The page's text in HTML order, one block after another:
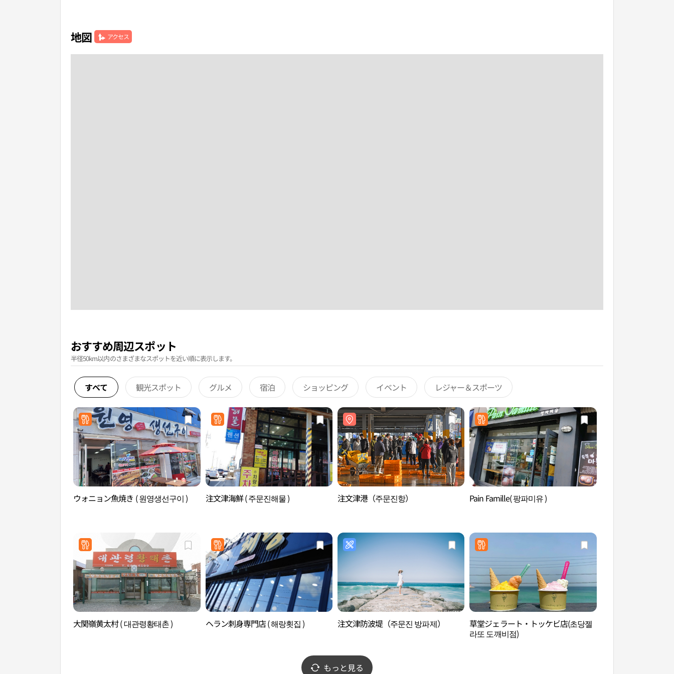
地図 アクセス
おすすめ周辺スポット
半径50km以内のさまざまなスポットを近い順に表示します。
すべて 観光スポット グルメ 宿泊 ショッピング イベント レジャー＆スポーツ
ウォニョン魚焼き ( 원영생선구이 ) 注文津海鮮 ( 주문진해물 ) 注文津港（주문진항） Pain Famille( 팡파미유 )
大関嶺黄太村 ( 대관령황태촌 ) ヘラン刺身専門店 ( 해랑횟집 ) 注文津防波堤（주문진 방파제）
草堂ジェラート・トッケビ店(초당젤
라또 도깨비점)
もっと見る